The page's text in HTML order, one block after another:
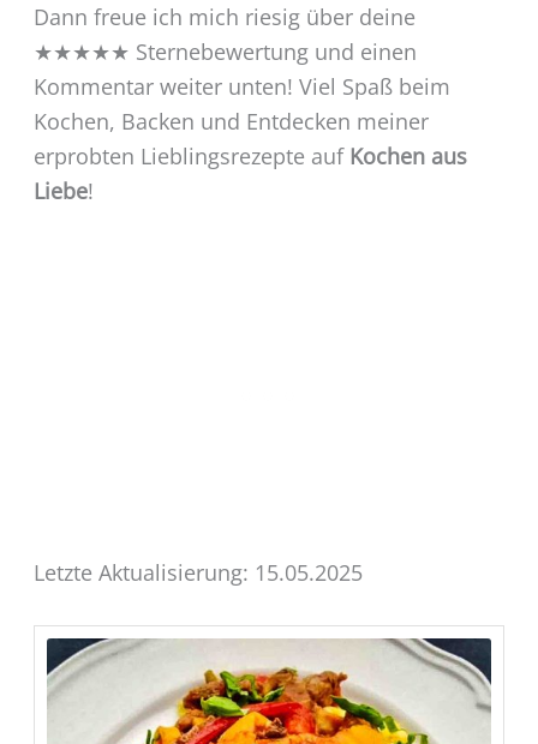
Dann freue ich mich riesig über deine
★★★★★ Sternebewertung und einen
Kommentar weiter unten! Viel Spaß beim
Kochen, Backen und Entdecken meiner
erprobten Lieblingsrezepte auf Kochen aus
Liebe!
Letzte Aktualisierung: 15.05.2025